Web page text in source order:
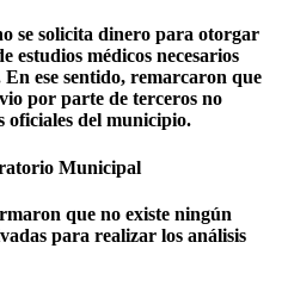
se solicita dinero para otorgar
estudios médicos necesarios
ese sentido, remarcaron que
por parte de terceros no
oficiales del municipio.
Municipal
que no existe ningún
para realizar los análisis